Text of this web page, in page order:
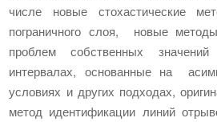
числе новые стохастические
пограничного слоя, новые
проблем собственных
интервалах, основанные на
условиях и других подходах,
метод идентификации линий